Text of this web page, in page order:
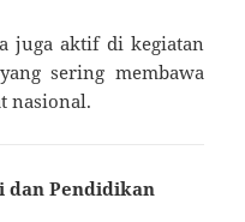
juga aktif di kegiatan
sering membawa
nasional.
dan Pendidikan